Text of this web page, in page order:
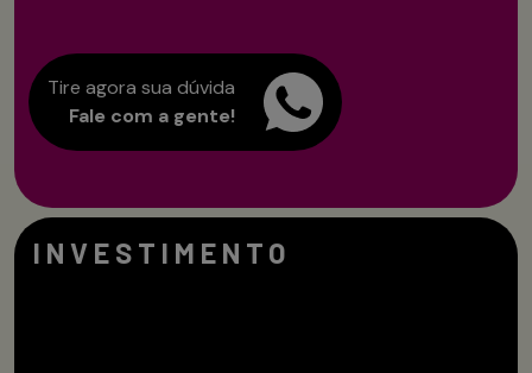
Tire agora sua dúvida
Fale com a gente!
INVESTIMENTO